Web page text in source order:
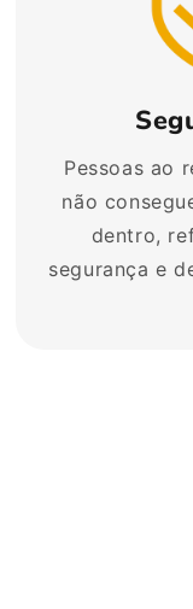
Pessoas ao
não
dentro,
segurança e